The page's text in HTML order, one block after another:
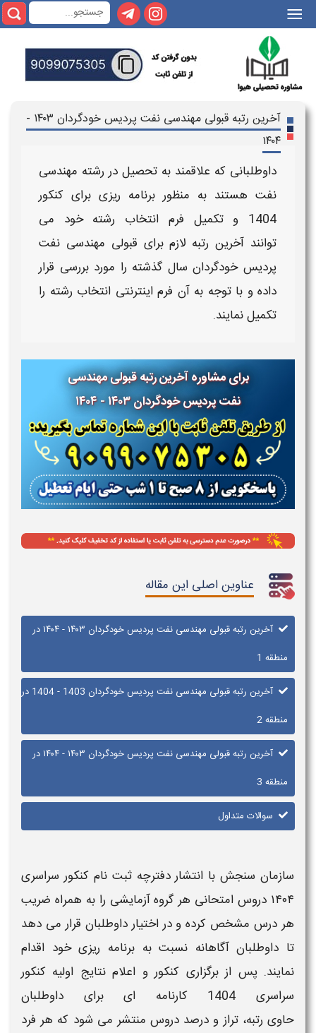
|||
آخرین رتبه قبولی مهندسی نفت پردیس خودگردان ۱۴۰۳ -
۱۴۰۴
داوطلبانی که علاقمند به تحصیل در رشته مهندسی
نفت هستند به منظور برنامه ریزی برای کنکور
1404 و تکمیل فرم انتخاب رشته خود می
توانند آخرین رتبه لازم برای قبولی مهندسی نفت
پردیس خودگردانسال گذشته را مورد بررسی قرار
داده و با توجه به آن فرم اینترنتی انتخاب رشته را
تکمیل نمایند.
برای مشاوره آخرین رتبه قبولی مهندسی
نفت پردیس خودگردان ۱۴۰۳ - ۱۴۰۴
عناوین اصلی این مقاله
آخرین رتبه قبولی مهندسی نفت پردیس خودگردان ۱۴۰۳ - ۱۴۰۴ در
منطقه 1
آخرین رتبه قبولی مهندسی نفت پردیس خودگردان 1403 - 1404 در
منطقه 2
آخرین رتبه قبولی مهندسی نفت پردیس خودگردان ۱۴۰۳ - ۱۴۰۴​ در
منطقه 3
سوالات متداول
سازمان سنجش با انتشار دفترچه ثبت نام کنکور سراسری
۱۴۰۴ دروس امتحانی هر گروه آزمایشی را به همراه ضریب
هر درس مشخص کرده و در اختیار داوطلبان قرار می دهد
تا داوطلبان آگاهانه نسبت به برنامه ریزی خود اقدام
نمایند. پس از برگزاری کنکور و اعلام نتایج اولیه کنکور
سراسری 1404
کارنامه ای برای داوطلبان
حاوی رتبه، تراز و درصد دروس منتشر می شود که هر فرد